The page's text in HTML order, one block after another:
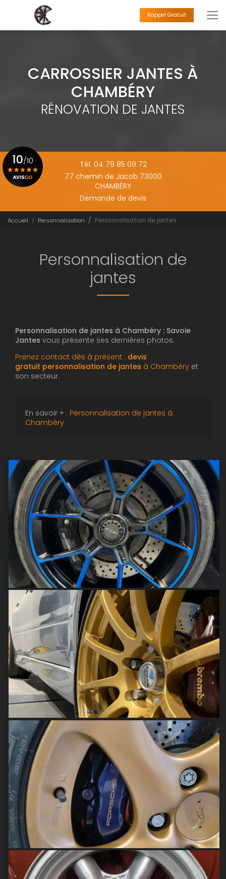
principal
Rappel Gratuit
CARROSSIER JANTES À
CHAMBÉRY
RÉNOVATION DE JANTES
Tél. 04 79 85 09 72
77 chemin de Jacob 73000
CHAMBÉRY
Demande de devis
10/10
Accueil Personnalisation Personnalisation de jantes
Personnalisation de
jantes
Personnalisation de jantes à Chambéry : Savoie
Jantes vous présente ses dernières photos.
Prenez contact dès à présent : devis
gratuit personnalisation de jantes à Chambéry et
son secteur.
En savoir + : Personnalisation de jantes à
Chambéry